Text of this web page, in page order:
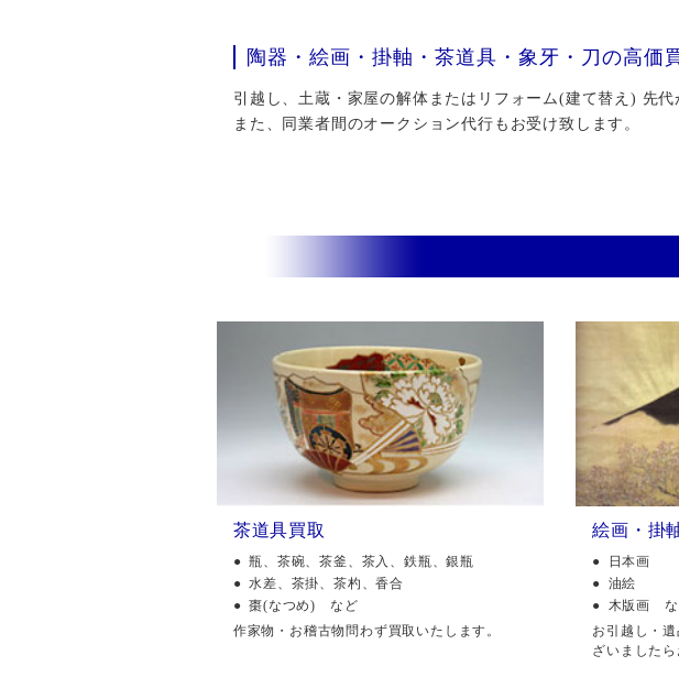
陶器・絵画・掛軸・茶道具・象牙・刀の高価
引越し、土蔵・家屋の解体またはリフォーム(建て替え) 先
また、同業者間のオークション代行もお受け致します。
茶道具買取
瓶、茶碗、茶釜、茶入、鉄瓶、銀瓶
水差、茶掛、茶杓、香合
棗(なつめ) など
作家物・お稽古物問わず買取いたします。
絵画・掛
日本画
油絵
木版画 な
お引越し・
ざいました